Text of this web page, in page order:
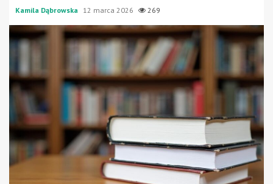
Kamila Dąbrowska 12 marca 2026 269